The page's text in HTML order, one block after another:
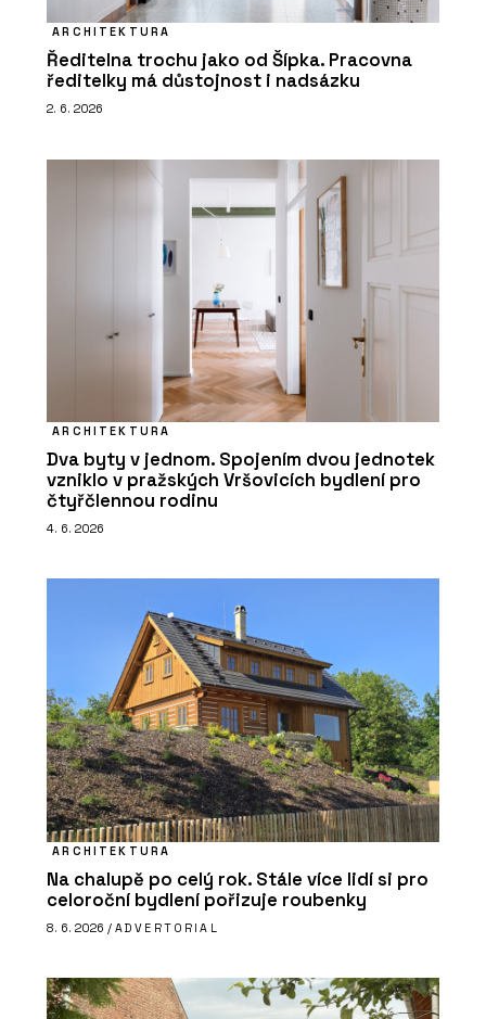
ARCHITEKTURA
Ředitelna trochu jako od Šípka. Pracovna
ředitelky má důstojnost i nadsázku
2. 6. 2026
ARCHITEKTURA
Dva byty v jednom. Spojením dvou jednotek
vzniklo v pražských Vršovicích bydlení pro
čtyřčlennou rodinu
4. 6. 2026
ARCHITEKTURA
Na chalupě po celý rok. Stále více lidí si pro
celoroční bydlení pořizuje roubenky
8. 6. 2026 / ADVERTORIAL